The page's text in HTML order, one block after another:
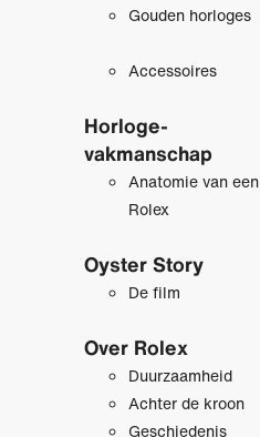
Gouden horloges
Accessoires
Horloge­
vakmanschap
Anatomie van een
Rolex
Oyster Story
De film
Over Rolex
Duurzaamheid
Achter de kroon
Geschiedenis